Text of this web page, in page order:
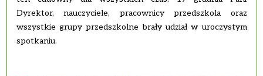
Dyrektor, nauczyciele, pracownicy przedszkola oraz
wszystkie grupy przedszkolne brały udział w uroczystym
spotkaniu.